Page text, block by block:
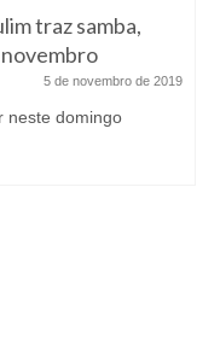
traz samba,
5 de novembro de 2019
neste domingo